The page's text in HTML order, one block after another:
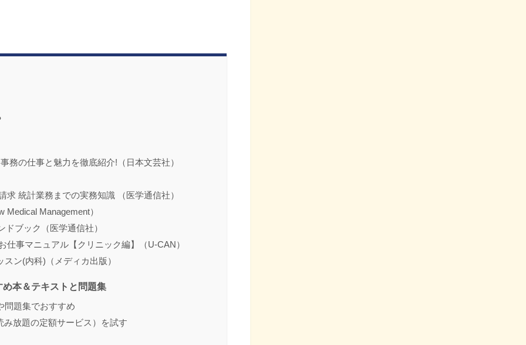
務の仕事と魅力を徹底紹介!（日本文芸社）
統計業務までの実務知識 （医学通信社）
Management）
ブック（医学通信社）
事マニュアル【クリニック編】（U-CAN）
ン(内科)（メディカ出版）
本＆テキストと問題集
題集でおすすめ
放題の定額サービス）を試す